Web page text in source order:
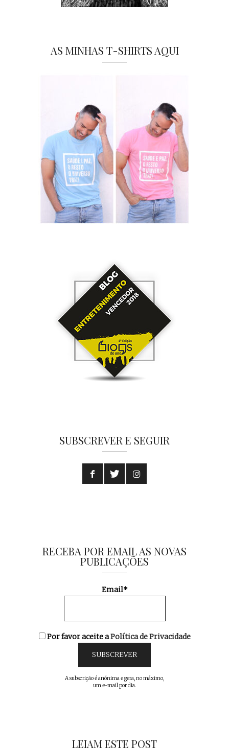
AS MINHAS T-SHIRTS AQUI
SUBSCREVER E SEGUIR
RECEBA POR EMAIL AS NOVAS
PUBLICAÇÕES
Email*
Por favor aceite aPolítica de Privacidade
A subscrição é anónima e gera, no máximo,
um e-mail por dia.
LEIAM ESTE POST